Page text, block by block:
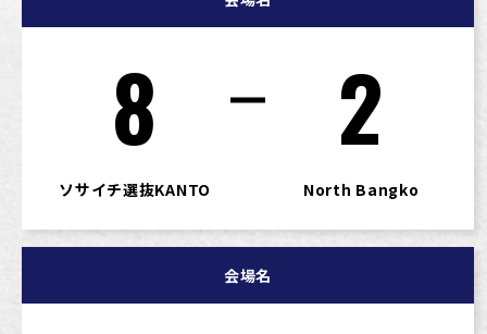
8
ソサイチ選抜KANTO
2
North Bangko
会場名